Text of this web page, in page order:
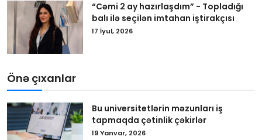
“Cəmi 2 ay hazırlaşdım” - Topladığı
balı ilə seçilən imtahan iştirakçısı
17 İyul, 2026
Önə çıxanlar
Bu universitetlərin məzunları iş
tapmaqda çətinlik çəkirlər
19 Yanvar, 2026